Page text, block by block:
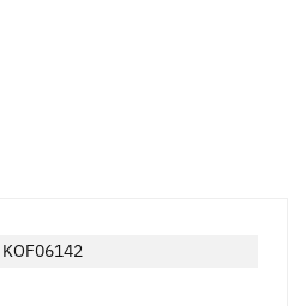
KOF06142